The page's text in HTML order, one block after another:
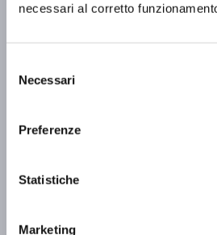
necessari al corretto
delNecessari
Preferenze
Statistiche
Marketing
Resorts vi accompagna ad